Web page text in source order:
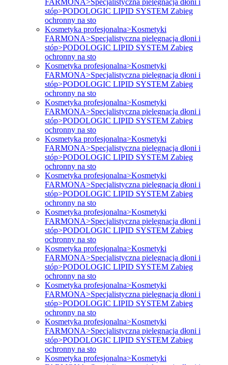
stóp>PODOLOGIC LIPID SYSTEM Zabieg
ochronny na sto
Kosmetyka profesjonalna>Kosmetyki
FARMONA>Specjalistyczna pielęgnacja dłoni i
stóp>PODOLOGIC LIPID SYSTEM Zabieg
ochronny na sto
Kosmetyka profesjonalna>Kosmetyki
FARMONA>Specjalistyczna pielęgnacja dłoni i
stóp>PODOLOGIC LIPID SYSTEM Zabieg
ochronny na sto
Kosmetyka profesjonalna>Kosmetyki
FARMONA>Specjalistyczna pielęgnacja dłoni i
stóp>PODOLOGIC LIPID SYSTEM Zabieg
ochronny na sto
Kosmetyka profesjonalna>Kosmetyki
FARMONA>Specjalistyczna pielęgnacja dłoni i
stóp>PODOLOGIC LIPID SYSTEM Zabieg
ochronny na sto
Kosmetyka profesjonalna>Kosmetyki
FARMONA>Specjalistyczna pielęgnacja dłoni i
stóp>PODOLOGIC LIPID SYSTEM Zabieg
ochronny na sto
Kosmetyka profesjonalna>Kosmetyki
FARMONA>Specjalistyczna pielęgnacja dłoni i
stóp>PODOLOGIC LIPID SYSTEM Zabieg
ochronny na sto
Kosmetyka profesjonalna>Kosmetyki
FARMONA>Specjalistyczna pielęgnacja dłoni i
stóp>PODOLOGIC LIPID SYSTEM Zabieg
ochronny na sto
Kosmetyka profesjonalna>Kosmetyki
FARMONA>Specjalistyczna pielęgnacja dłoni i
stóp>PODOLOGIC LIPID SYSTEM Zabieg
ochronny na sto
Kosmetyka profesjonalna>Kosmetyki
FARMONA>Specjalistyczna pielęgnacja dłoni i
stóp>PODOLOGIC LIPID SYSTEM Zabieg
ochronny na sto
Kosmetyka profesjonalna>Kosmetyki